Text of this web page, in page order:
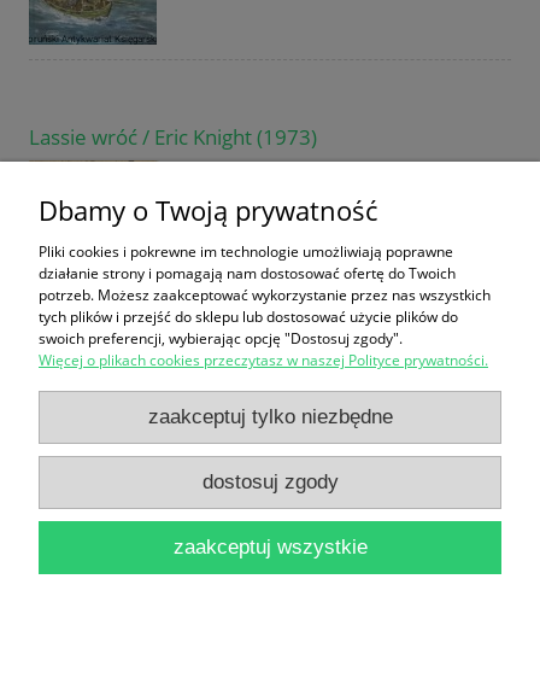
Lassie wróć / Eric Knight (1973)
Nasza niegrzeczna mama / Justyna Bednarek,
ilustrowała Katarzyna Palus
39,99 zł
Dbamy o Twoją prywatność
Pliki cookies i pokrewne im technologie umożliwiają poprawne
działanie strony i pomagają nam dostosować ofertę do Twoich
potrzeb. Możesz zaakceptować wykorzystanie przez nas wszystkich
tych plików i przejść do sklepu lub dostosować użycie plików do
swoich preferencji, wybierając opcję "Dostosuj zgody".
Więcej o plikach cookies przeczytasz w naszej Polityce prywatności.
zaakceptuj tylko niezbędne
dostosuj zgody
zaakceptuj wszystkie